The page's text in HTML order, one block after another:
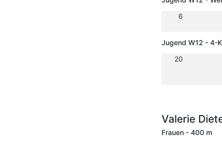
6
Jugend W12 - 4-
20
Valerie
Frauen - 400 m